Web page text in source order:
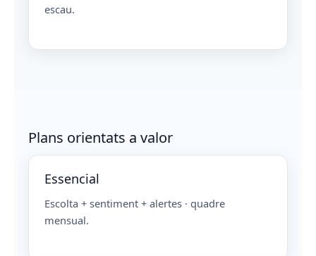
escau.
Plans orientats a valor
Essencial
Escolta + sentiment + alertes · quadre
mensual.